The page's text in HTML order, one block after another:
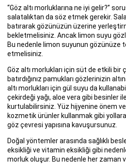
“Göz altı morluklarına ne iyi gelir?”
salatalıktan da söz etmek gerekir.
batırarak gözünüzün üzerine
bekletmelisiniz. Ancak limon suyu
Bu nedenle limon suyunun
etmelisiniz.
Göz altı morlukları için süt de etkili bir
batırdığınız pamukları gözlerinizin
altı morlukları için gül suyu da
çekirdeği yağı, aloe vera gibi besinler
kurtulabilirsiniz. Yüz hijyenine önem
kozmetik ürünler kullanmak gibi
göz çevresi yapısına kavuşursunuz.
Doğal yöntemler arasında sağlıklı
eksikliği ve vitamin eksikliği gibi
morluk oluşur. Bu nedenle her zaman